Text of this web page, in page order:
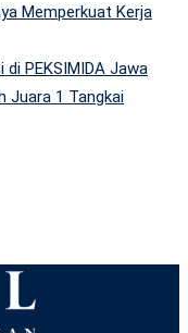
Memperkuat Kerja
PEKSIMIDA Jawa
Juara 1 Tangkai